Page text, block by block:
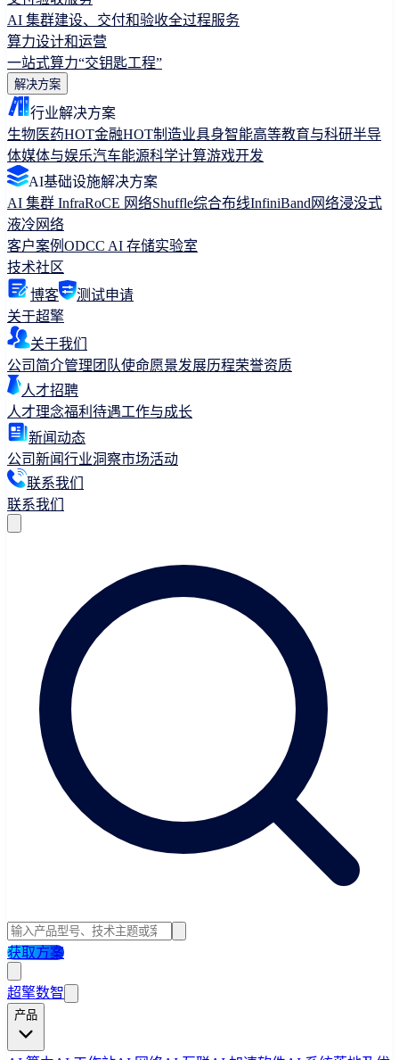
AI 集群建设、交付和验收全过程服务
算力设计和运营
一站式算力“交钥匙工程”
解决方案
行业解决方案
生物医药HOT金融HOT制造业具身智能高等教育与科研半导
体媒体与娱乐汽车能源科学计算游戏开发
AI基础设施解决方案
AI 集群 InfraRoCE 网络Shuffle综合布线InfiniBand网络浸没式
液冷网络
客户案例 ODCC AI 存储实验室
技术社区
博客
测试申请
关于超擎
关于我们
公司简介管理团队使命愿景发展历程荣誉资质
人才招聘
人才理念福利待遇工作与成长
新闻动态
公司新闻行业洞察市场活动
联系我们
联系我们
获取方案
超擎数智
产品